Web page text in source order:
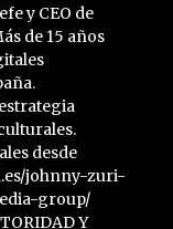
en nuestros
de